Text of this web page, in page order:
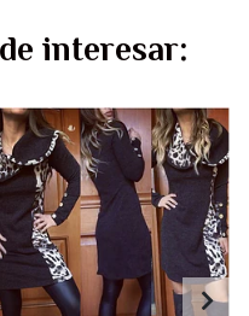
interesar: